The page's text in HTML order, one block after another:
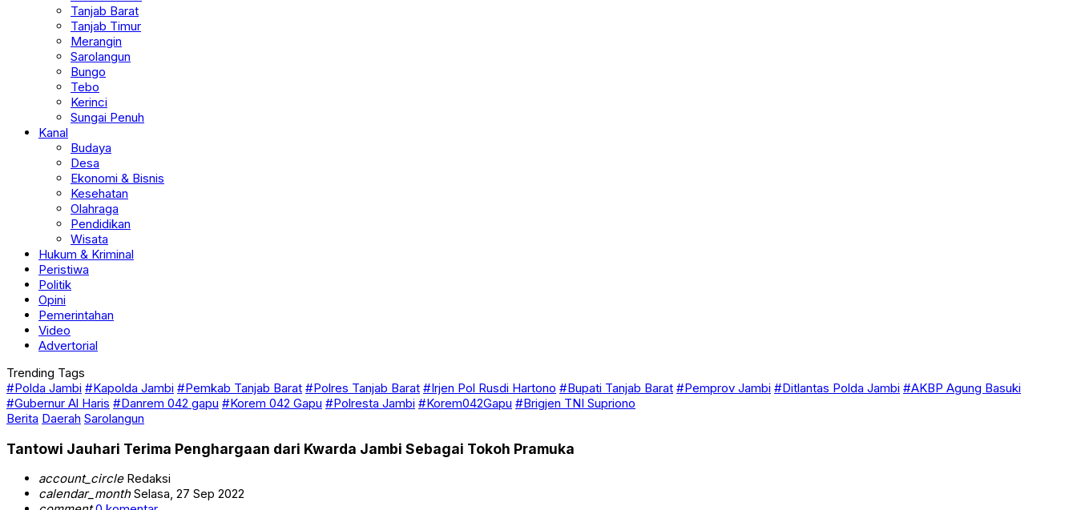
Tanjab Barat
Tanjab Timur
Merangin
Sarolangun
Bungo
Tebo
Kerinci
Sungai Penuh
Kanal
Budaya
Desa
Ekonomi & Bisnis
Kesehatan
Olahraga
Pendidikan
Wisata
Hukum & Kriminal
Peristiwa
Politik
Opini
Pemerintahan
Video
Advertorial
Trending Tags
#Polda Jambi #Kapolda Jambi #Pemkab Tanjab Barat #Polres Tanjab Barat #Irjen Pol Rusdi Hartono #Bupati Tanjab Barat #Pemprov Jambi #Ditlantas Polda Jambi #AKBP Agung Basuki
#Gubernur Al Haris #Danrem 042 gapu #Korem 042 Gapu #Polresta Jambi #Korem042Gapu #Brigjen TNI Supriono
Berita Daerah Sarolangun
Tantowi Jauhari Terima Penghargaan dari Kwarda Jambi Sebagai Tokoh Pramuka
account_circleRedaksi
calendar_monthSelasa, 27 Sep 2022